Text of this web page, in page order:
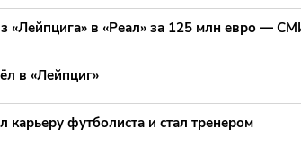
«Лейпцига» в «Реал» за 125 млн евро —
в «Лейпциг»
карьеру футболиста и стал тренером